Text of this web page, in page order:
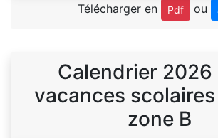
Télécharger en Pdf ou
Calendrier 2026
vacances
zone B